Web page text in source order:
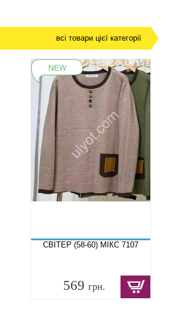
всі товари цієї категорії
СВІТЕР (58-60) МІКС 7107
569 грн.